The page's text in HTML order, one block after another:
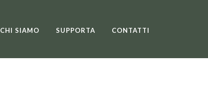
CHI SIAMO SUPPORTA CONTATTI